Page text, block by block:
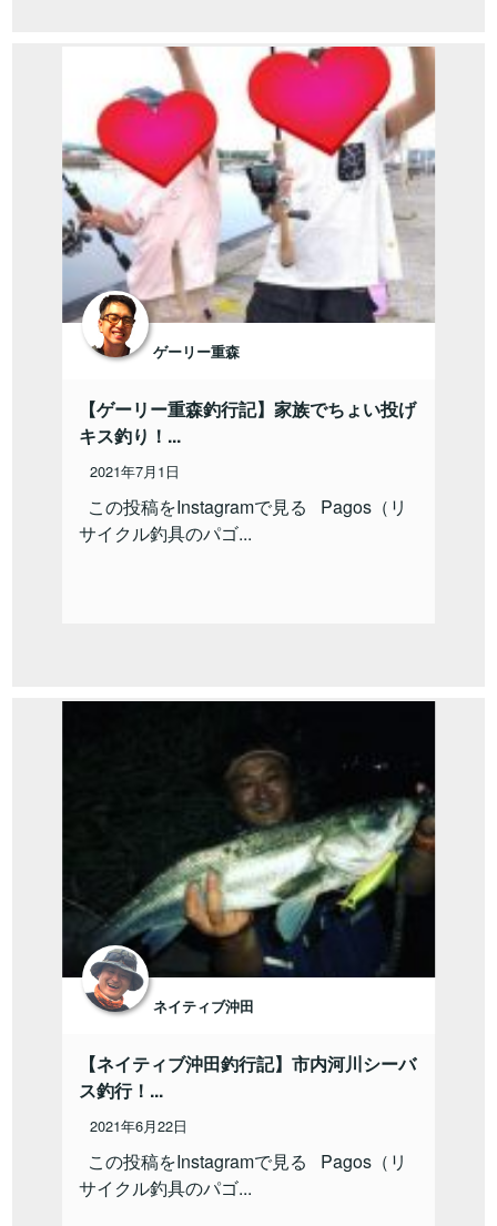
ゲーリー重森
【ゲーリー重森釣行記】家族でちょい投げ
キス釣り！...
2021年7月1日
この投稿をInstagramで見る Pagos（リ
サイクル釣具のパゴ...
ネイティブ沖田
【ネイティブ沖田釣行記】市内河川シーバ
ス釣行！...
2021年6月22日
この投稿をInstagramで見る Pagos（リ
サイクル釣具のパゴ...